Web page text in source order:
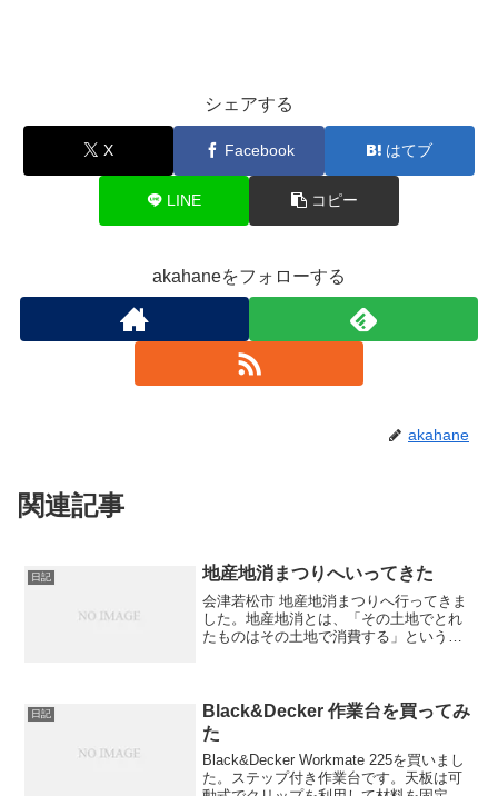
シェアする
X Facebook はてブ
LINE コピー
akahaneをフォローする
akahane
関連記事
日記 地産地消まつりへいってきた
会津若松市 地産地消まつりへ行ってきま
した。地産地消とは、「その土地でとれ
たものはその土地で消費する」というこ
してたから見に行ったと...
日記
Black&Decker 作業台を買ってみ
た
Black&Decker Workmate 225を買いまし
た。ステップ付き作業台です。天板は可